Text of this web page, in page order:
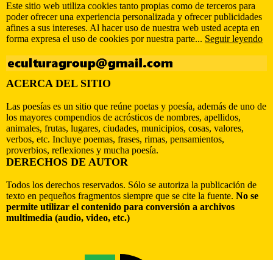
Este sitio web utiliza cookies tanto propias como de terceros para
poder ofrecer una experiencia personalizada y ofrecer publicidades
afines a sus intereses. Al hacer uso de nuestra web usted acepta en
forma expresa el uso de cookies por nuestra parte... Seguir leyendo
ACERCA DEL SITIO
Las poesías es un sitio que reúne poetas y poesía, además de uno de
los mayores compendios de acrósticos de nombres, apellidos,
animales, frutas, lugares, ciudades, municipios, cosas, valores,
verbos, etc. Incluye poemas, frases, rimas, pensamientos,
proverbios, reflexiones y mucha poesía.
DERECHOS DE AUTOR
Todos los derechos reservados. Sólo se autoriza la publicación de
texto en pequeños fragmentos siempre que se cite la fuente. No se
permite utilizar el contenido para conversión a archivos
multimedia (audio, video, etc.)